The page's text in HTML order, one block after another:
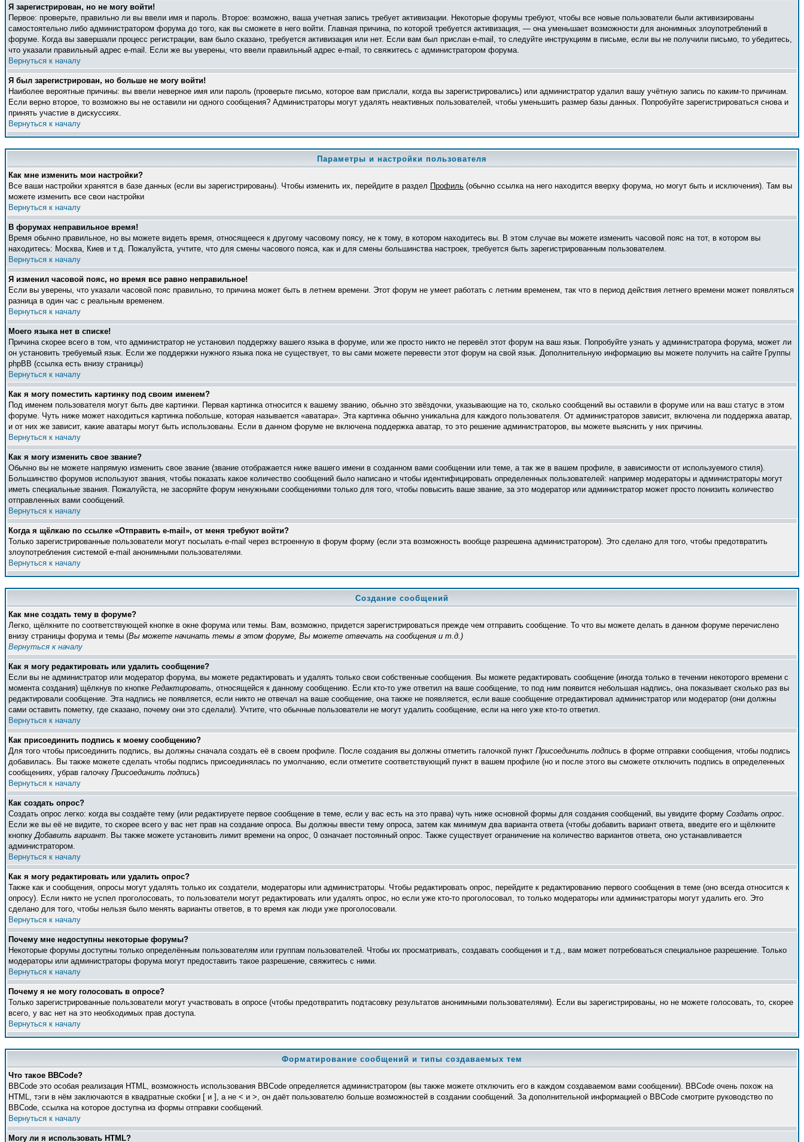
Я зарегистрирован, но не могу войти!
Первое: проверьте, правильно ли вы ввели имя и пароль. Второе: возможно, ваша учетная запись требует активизации. Некоторые форумы требуют, чтобы все новые пользователи были активизированы
самостоятельно либо администратором форума до того, как вы сможете в него войти. Главная причина, по которой требуется активизация, — она уменьшает возможности для анонимных злоупотреблений в
форуме. Когда вы завершали процесс регистрации, вам было сказано, требуется активизация или нет. Если вам был прислан e-mail, то следуйте инструкциям в письме, если вы не получили письмо, то убедитесь,
что указали правильный адрес e-mail. Если же вы уверены, что ввели правильный адрес e-mail, то свяжитесь с администратором форума.
Вернуться к началу
Я был зарегистрирован, но больше не могу войти!
Наиболее вероятные причины: вы ввели неверное имя или пароль (проверьте письмо, которое вам прислали, когда вы зарегистрировались) или администратор удалил вашу учётную запись по каким-то причинам.
Если верно второе, то возможно вы не оставили ни одного сообщения? Администраторы могут удалять неактивных пользователей, чтобы уменьшить размер базы данных. Попробуйте зарегистрироваться снова и
принять участие в дискуссиях.
Вернуться к началу
Параметры и настройки пользователя
Как мне изменить мои настройки?
Все ваши настройки хранятся в базе данных (если вы зарегистрированы). Чтобы изменить их, перейдите в раздел Профиль (обычно ссылка на него находится вверху форума, но могут быть и исключения). Там вы
можете изменить все свои настройки
Вернуться к началу
В форумах неправильное время!
Время обычно правильное, но вы можете видеть время, относящееся к другому часовому поясу, не к тому, в котором находитесь вы. В этом случае вы можете изменить часовой пояс на тот, в котором вы
находитесь: Москва, Киев и т.д. Пожалуйста, учтите, что для смены часового пояса, как и для смены большинства настроек, требуется быть зарегистрированным пользователем.
Вернуться к началу
Я изменил часовой пояс, но время все равно неправильное!
Если вы уверены, что указали часовой пояс правильно, то причина может быть в летнем времени. Этот форум не умеет работать с летним временем, так что в период действия летнего времени может появляться
разница в один час с реальным временем.
Вернуться к началу
Моего языка нет в списке!
Причина скорее всего в том, что администратор не установил поддержку вашего языка в форуме, или же просто никто не перевёл этот форум на ваш язык. Попробуйте узнать у администратора форума, может ли
он установить требуемый язык. Если же поддержки нужного языка пока не существует, то вы сами можете перевести этот форум на свой язык. Дополнительную информацию вы можете получить на сайте Группы
phpBB (ссылка есть внизу страницы)
Вернуться к началу
Как я могу поместить картинку под своим именем?
Под именем пользователя могут быть две картинки. Первая картинка относится к вашему званию, обычно это звёздочки, указывающие на то, сколько сообщений вы оставили в форуме или на ваш статус в этом
форуме. Чуть ниже может находиться картинка побольше, которая называется «аватара». Эта картинка обычно уникальна для каждого пользователя. От администраторов зависит, включена ли поддержка аватар,
и от них же зависит, какие аватары могут быть использованы. Если в данном форуме не включена поддержка аватар, то это решение администраторов, вы можете выяснить у них причины.
Вернуться к началу
Как я могу изменить свое звание?
Обычно вы не можете напрямую изменить свое звание (звание отображается ниже вашего имени в созданном вами сообщении или теме, а так же в вашем профиле, в зависимости от используемого стиля).
Большинство форумов используют звания, чтобы показать какое количество сообщений было написано и чтобы идентифицировать определенных пользователей: например модераторы и администраторы могут
иметь специальные звания. Пожалуйста, не засоряйте форум ненужными сообщениями только для того, чтобы повысить ваше звание, за это модератор или администратор может просто понизить количество
отправленных вами сообщений.
Вернуться к началу
Когда я щёлкаю по ссылке «Отправить e-mail», от меня требуют войти?
Только зарегистрированные пользователи могут посылать e-mail через встроенную в форум форму (если эта возможность вообще разрешена администратором). Это сделано для того, чтобы предотвратить
злоупотребления системой e-mail анонимными пользователями.
Вернуться к началу
Создание сообщений
Как мне создать тему в форуме?
Легко, щёлкните по соответствующей кнопке в окне форума или темы. Вам, возможно, придется зарегистрироваться прежде чем отправить сообщение. То что вы можете делать в данном форуме перечислено
внизу страницы форума и темы (Вы можете начинать темы в этом форуме, Вы можете отвечать на сообщения и т.д. )
Вернуться к началу
Как я могу редактировать или удалить сообщение?
Если вы не администратор или модератор форума, вы можете редактировать и удалять только свои собственные сообщения. Вы можете редактировать сообщение (иногда только в течении некоторого времени с
момента создания) щёлкнув по кнопке Редактировать, относящейся к данному сообщению. Если кто-то уже ответил на ваше сообщение, то под ним появится небольшая надпись, она показывает сколько раз вы
редактировали сообщение. Эта надпись не появляется, если никто не отвечал на ваше сообщение, она также не появляется, если ваше сообщение отредактировал администратор или модератор (они должны
сами оставить пометку, где сказано, почему они это сделали). Учтите, что обычные пользователи не могут удалить сообщение, если на него уже кто-то ответил.
Вернуться к началу
Как присоединить подпись к моему сообщению?
Для того чтобы присоединить подпись, вы должны сначала создать её в своем профиле. После создания вы должны отметить галочкой пункт Присоединить подпись в форме отправки сообщения, чтобы подпись
добавилась. Вы также можете сделать чтобы подпись присоединялась по умолчанию, если отметите соответствующий пункт в вашем профиле (но и после этого вы сможете отключить подпись в определенных
сообщениях, убрав галочку Присоединить подпись)
Вернуться к началу
Как создать опрос?
Создать опрос легко: когда вы создаёте тему (или редактируете первое сообщение в теме, если у вас есть на это права) чуть ниже основной формы для создания сообщений, вы увидите форму Создать опрос.
Если же вы её не видите, то скорее всего у вас нет прав на создание опроса. Вы должны ввести тему опроса, затем как минимум два варианта ответа (чтобы добавить вариант ответа, введите его и щёлкните
кнопкуДобавить вариант. Вы также можете установить лимит времени на опрос, 0 означает постоянный опрос. Также существует ограничение на количество вариантов ответа, оно устанавливается
администратором.
Вернуться к началу
Как я могу редактировать или удалить опрос?
Также как и сообщения, опросы могут удалять только их создатели, модераторы или администраторы. Чтобы редактировать опрос, перейдите к редактированию первого сообщения в теме (оно всегда относится к
опросу). Если никто не успел проголосовать, то пользователи могут редактировать или удалять опрос, но если уже кто-то проголосовал, то только модераторы или администраторы могут удалить его. Это
сделано для того, чтобы нельзя было менять варианты ответов, в то время как люди уже проголосовали.
Вернуться к началу
Почему мне недоступны некоторые форумы?
Некоторые форумы доступны только определённым пользователям или группам пользователей. Чтобы их просматривать, создавать сообщения и т.д., вам может потребоваться специальное разрешение. Только
модераторы или администраторы форума могут предоставить такое разрешение, свяжитесь с ними.
Вернуться к началу
Почему я не могу голосовать в опросе?
Только зарегистрированные пользователи могут участвовать в опросе (чтобы предотвратить подтасовку результатов анонимными пользователями). Если вы зарегистрированы, но не можете голосовать, то, скорее
всего, у вас нет на это необходимых прав доступа.
Вернуться к началу
Форматирование сообщений и типы создаваемых тем
Что такое BBCode?
BBCode это особая реализация HTML, возможность использования BBCode определяется администратором (вы также можете отключить его в каждом создаваемом вами сообщении). BBCode очень похож на
HTML, тэги в нём заключаются в квадратные скобки [ и ], а не < и >, он даёт пользователю больше возможностей в создании сообщений. За дополнительной информацией о BBCode смотрите руководство по
BBCode, ссылка на которое доступна из формы отправки сообщений.
Вернуться к началу
Могу ли я использовать HTML?